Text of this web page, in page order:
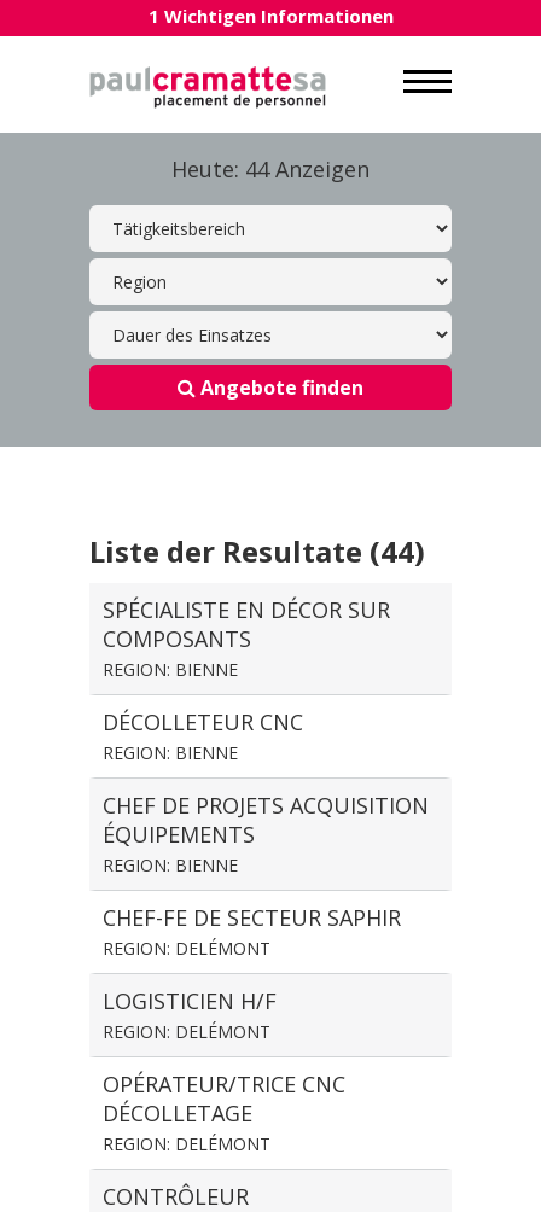
1 Wichtigen Informationen
Heute: 44 Anzeigen
Angebote finden
Liste der Resultate (44)
SPÉCIALISTE EN DÉCOR SUR
COMPOSANTS
REGION: BIENNE
DÉCOLLETEUR CNC
REGION: BIENNE
CHEF DE PROJETS ACQUISITION
ÉQUIPEMENTS
REGION: BIENNE
CHEF-FE DE SECTEUR SAPHIR
REGION: DELÉMONT
LOGISTICIEN H/F
REGION: DELÉMONT
OPÉRATEUR/TRICE CNC
DÉCOLLETAGE
REGION: DELÉMONT
CONTRÔLEUR